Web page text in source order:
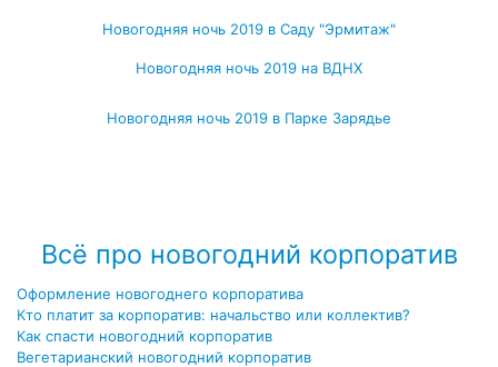
Новогодняя ночь 2019 в Саду "Эрмитаж"
Новогодняя ночь 2019 на ВДНХ
Новогодняя ночь 2019 в Парке Зарядье
Всё про новогодний корпоратив
Оформление новогоднего корпоратива
Кто платит за корпоратив: начальство или коллектив?
Как спасти новогодний корпоратив
Вегетарианский новогодний корпоратив